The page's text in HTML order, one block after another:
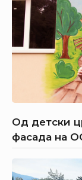
Од детски
фасада на